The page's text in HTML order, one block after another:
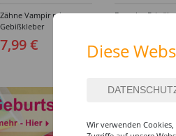
Zähne Vampir mit
Gebißkleber
7,99 €
Draculas
6,99 €
Diese
Wir verwenden